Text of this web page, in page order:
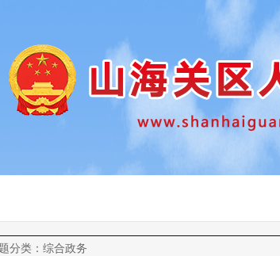
分类：综合政务